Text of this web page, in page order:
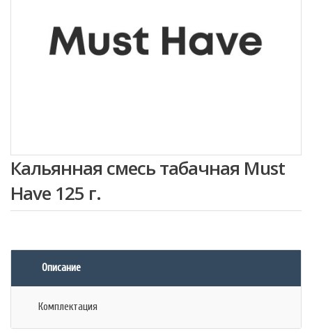
Кальянная смесь табачная Must
Have 125 г.
Описание
Комплектация